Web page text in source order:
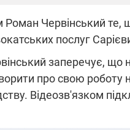
Роман Червінський те,
послуг
заперечує, що
про свою роботу
Відеозв'язком